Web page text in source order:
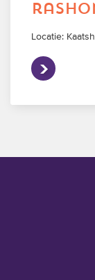
Locatie: